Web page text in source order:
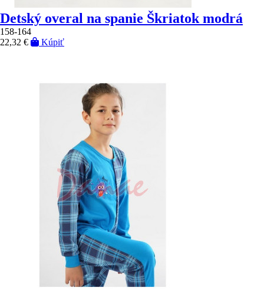
Detský overal na spanie Škriatok modrá
158-164
22,32 €
Kúpiť